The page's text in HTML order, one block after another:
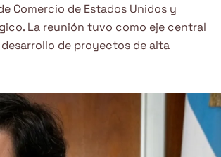
Comercio de Estados Unidos y
La reunión tuvo como eje central
de proyectos de alta